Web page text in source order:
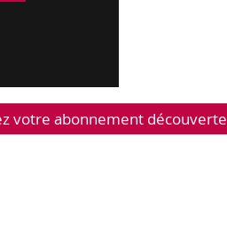
votre abonnement découverte